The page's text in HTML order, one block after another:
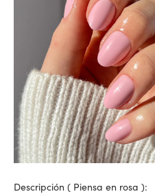
Descripción ( Piensa en rosa ):